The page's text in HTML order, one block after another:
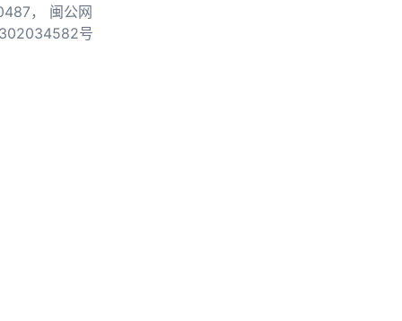
，
闽公网
号